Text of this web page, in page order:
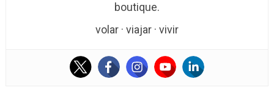
boutique.
volar · viajar · vivir